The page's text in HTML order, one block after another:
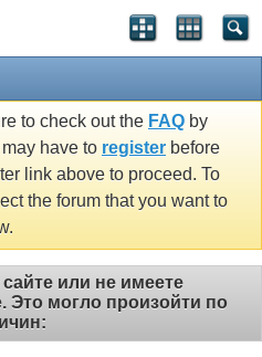
to check out the FAQ by
have to register before
link above to proceed. To
the forum that you want to
или не имеете
Это могло произойти по